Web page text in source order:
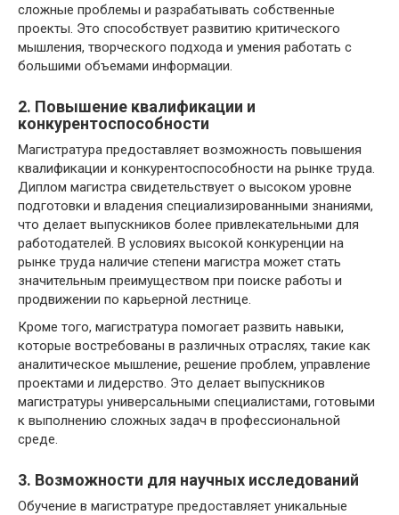
сложные проблемы и разрабатывать собственные
проекты. Это способствует развитию критического
мышления, творческого подхода и умения работать с
большими объемами информации.
2. Повышение квалификации и
конкурентоспособности
Магистратура предоставляет возможность повышения
квалификации и конкурентоспособности на рынке труда.
Диплом магистра свидетельствует о высоком уровне
подготовки и владения специализированными знаниями,
что делает выпускников более привлекательными для
работодателей. В условиях высокой конкуренции на
рынке труда наличие степени магистра может стать
значительным преимуществом при поиске работы и
продвижении по карьерной лестнице.
Кроме того, магистратура помогает развить навыки,
которые востребованы в различных отраслях, такие как
аналитическое мышление, решение проблем, управление
проектами и лидерство. Это делает выпускников
магистратуры универсальными специалистами, готовыми
к выполнению сложных задач в профессиональной
среде.
3. Возможности для научных исследований
Обучение в магистратуре предоставляет уникальные